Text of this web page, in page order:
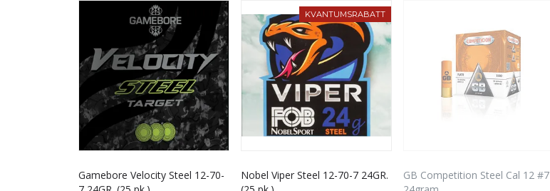
Gamebore Velocity Steel 12-70-
KVANTUMSRABATT
Nobel Viper Steel 12-70-7 24GR.
GB Competition Steel Cal 12 #7